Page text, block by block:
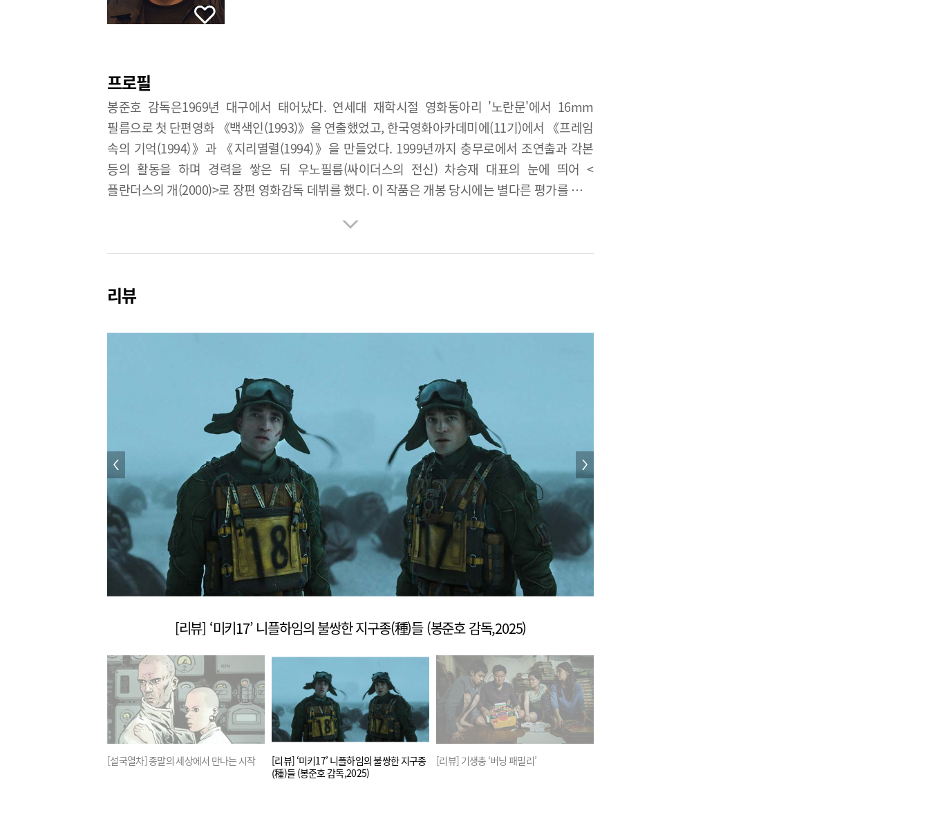
프로필
봉준호 감독은1969년 대구에서 태어났다. 연세대 재학시절 영화동아리 '노란문'에서 16mm
필름으로 첫 단편영화 《백색인(1993)》을 연출했었고, 한국영화아카데미에(11기)에서 《프레임
속의 기억(1994)》과 《지리멸렬(1994)》을 만들었다. 1999년까지 충무로에서 조연출과 각본
등의 활동을 하며 경력을 쌓은 뒤 우노필름(싸이더스의 전신) 차승재 대표의 눈에 띄어 <
플란더스의 개(2000)>로 장편 영화감독 데뷔를 했다. 이 작품은 개봉 당시에는 별다른 평가를 봤지
영화미학의 모든 것이 깔려 있는 작품이기도 하다. 2003년 [살인의 추억]으로 충무로에 충격을
안겨주었다. 이어 [괴물]로 천만영화에 올라서며 작품성과 흥행성을 두루갖춘 스타영화감독이
한국영화 역사상 최고 제작비(437억)를 투입된 [설국열차]로 해외에까지 그 명성이 알려졌다.
뒷이야기를 남겼다. 넷플릭스 스트리밍 서비스 영화 중 최초로 칸 영화제 경쟁부문에 진출하였고,
한국영화역사에 길이 남을 [기생충]을 내놓았다. 이 영화는 칸느 황금종려상과 함께 2020년
아카데미 시상식에서 작품상, 감독상, 각본상, 국제영화상 등 4관왕이 되었다. 소문난
달변가이기도 한 봉준호 감독은 각종 시상식에서 주옥같은 말을 남기기도 했다. 2025년 6년만의
신작 [미키17]로 돌아온다.
리뷰
[리뷰] ‘미키17’ 니플하임의 불쌍한 지구종(種)들 (봉준호 감독,2025)
[설국열차] 종말의 세상에서 만나는 시작
[리뷰] ‘미키17’ 니플하임의 불쌍한 지구종
(種)들 (봉준호 감독,2025)
[리뷰] 기생충 ‘버닝 패밀리’